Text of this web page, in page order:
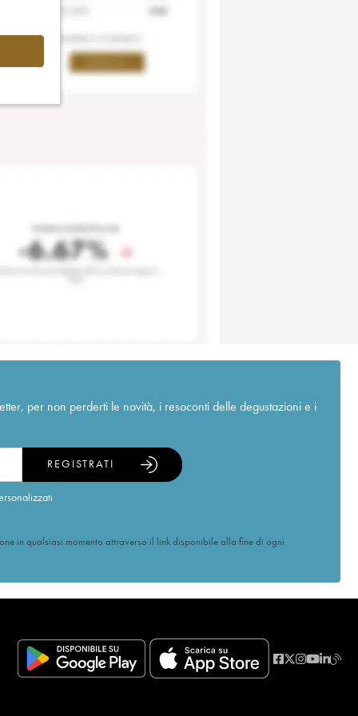
per non perderti le novità, i resoconti delle degustazioni e i
REGISTRATI
in qualsiasi momento attraverso il link disponibile alla fine di ogni